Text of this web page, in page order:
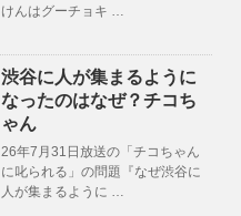
けんはグーチョキ …
渋谷に人が集まるように
なったのはなぜ？チコち
ゃん
26年7月31日放送の「チコちゃん
に叱られる」の問題『なぜ渋谷に
人が集まるように …